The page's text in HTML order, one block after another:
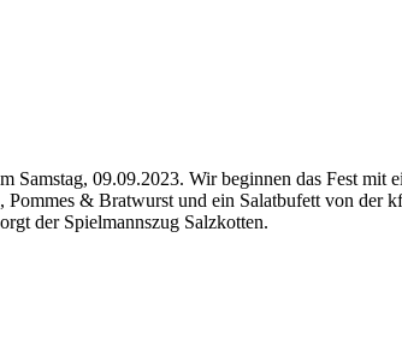
Samstag, 09.09.2023. Wir beginnen das Fest
& Bratwurst und ein Salatbufett von der
der Spielmannszug Salzkotten.